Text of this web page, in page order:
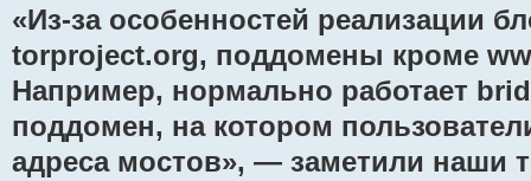
«Из-за особенностей реализации
torproject.org, поддомены кроме
Например, нормально работает
поддомен, на котором
адреса мостов», — заметили наши